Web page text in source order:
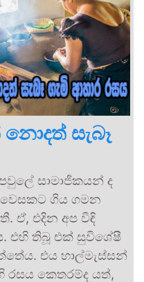
සැබෑ
සාමාජිකයන් ද
ගිය ගමන
ඒ, එදින අප විඳි
එහි තිබූ එක් සුවිශේෂී
එය හාල්මැස්සන්
රසය කෙතරම්ද යත්,